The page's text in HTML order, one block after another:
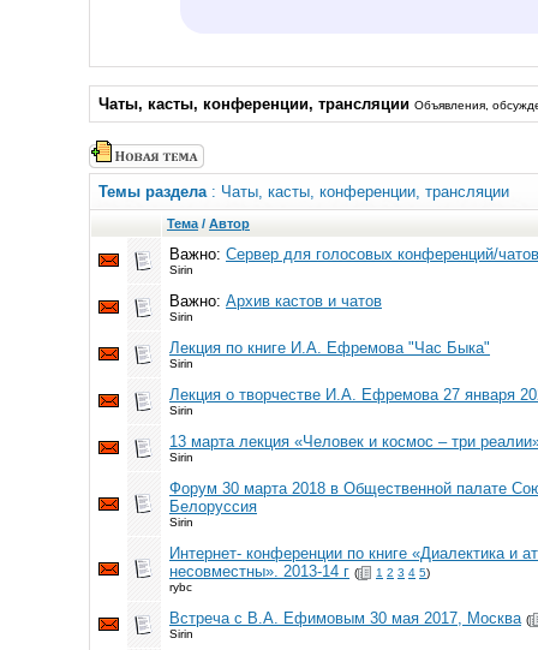
Чаты, касты, конференции, трансляции Объявления,
Темы раздела: Чаты, касты, конференции, трансляции
Тема / Автор
Важно: Сервер для голосовых конференций/чатов
Sirin
Важно: Архив кастов и чатов
Sirin
Лекция по книге И.А. Ефремова "Час Быка"
Sirin
Лекция о творчестве И.А. Ефремова 27 января
Sirin
13 марта лекция «Человек и космос – три
Sirin
Форум 30 марта 2018 в Общественной палате
Белоруссия
Sirin
Интернет- конференции по книге «Диалектика и
несовместны». 2013-14 г ( 1 2 3 4 5)
rybc
Встреча с В.А. Ефимовым 30 мая 2017, Москва (
Sirin